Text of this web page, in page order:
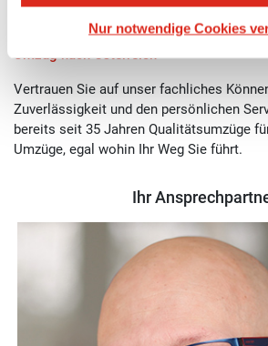
Nur notwendige Cookies
Noch mehr Tipps und interessante
Umzug nach Österreich
Vertrauen Sie auf unser fachliches
Zuverlässigkeit und den persönlichen
bereits seit 35 Jahren Qualitätsumzüge
Umzüge, egal wohin Ihr Weg Sie führt.
Ihr